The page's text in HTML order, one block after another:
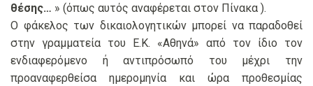
θέσης… » (όπως αυτός αναφέρεται στον Πίνακα ).
Ο φάκελος των δικαιολογητικών μπορεί να παραδοθεί
στην γραμματεία του Ε.Κ. «Αθηνά» από τον ίδιο τον
ενδιαφερόμενο ή αντιπρόσωπό του μέχρι την
προαναφερθείσα ημερομηνία και ώρα προθεσμίας